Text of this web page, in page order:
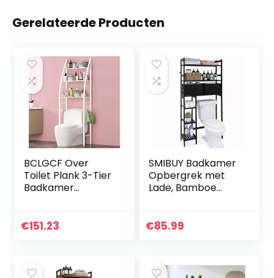
Gerelateerde Producten
BCLGCF Over
Toilet Plank 3-Tier
Badkamer
Organizer, voor
Toiletpapier, Sterk,
€151.23
SMIBUY Badkamer
Opbergrek met
Lade, Bamboe
Vrijstaande Toilet
Planken (Zwart)
€85.99